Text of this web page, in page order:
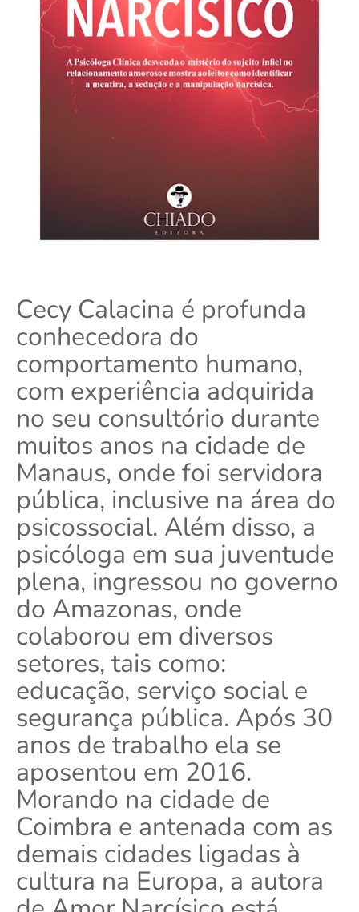
Cecy Calacina é profunda
conhecedora do
comportamento humano,
com experiência adquirida
no seu consultório durante
muitos anos na cidade de
Manaus, onde foi servidora
pública, inclusive na área do
psicossocial. Além disso, a
psicóloga em sua juventude
plena, ingressou no governo
do Amazonas, onde
colaborou em diversos
setores, tais como:
educação, serviço social e
segurança pública. Após 30
anos de trabalho ela se
aposentou em 2016.
Morando na cidade de
Coimbra e antenada com as
demais cidades ligadas à
cultura na Europa, a autora